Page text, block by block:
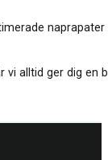
vi alltid ger dig